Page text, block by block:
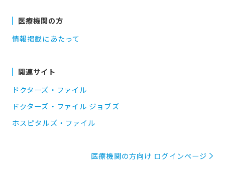
医療機関の方
情報掲載にあたって
関連サイト
ドクターズ・ファイル
ドクターズ・ファイル ジョブズ
ホスピタルズ・ファイル
医療機関の方向け ログインページ